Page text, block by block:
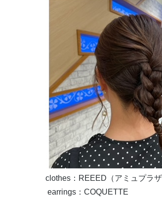
clothes：REEED（アミュプラザ
earrings：COQUETTE